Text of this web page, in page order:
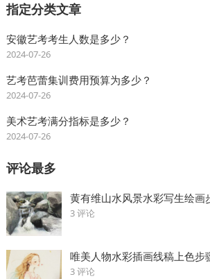
指定分类文章
安徽艺考考生人数是多少？
2024-07-26
艺考芭蕾集训费用预算为多少？
2024-07-26
美术艺考满分指标是多少？
2024-07-26
评论最多
黄有维山水风景水彩写生绘画
3 评论
唯美人物水彩插画线稿上色步
3 评论